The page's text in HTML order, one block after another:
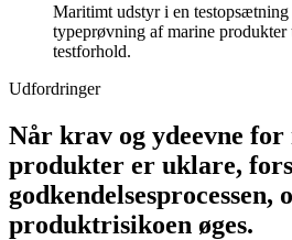
Maritimt udstyr i en testopsætning
typeprøvning af marine produkter
testforhold.
Udfordringer
Når krav og ydeevne for
produkter er uklare,
godkendelsesprocessen,
produktrisikoen øges.